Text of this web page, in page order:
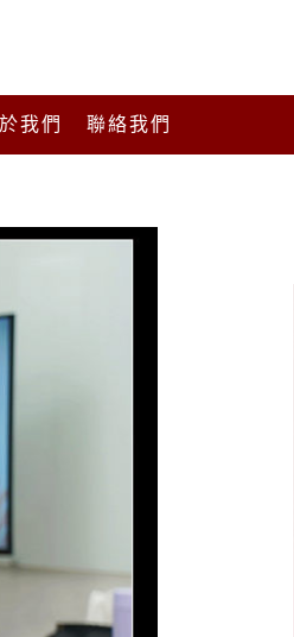
我們 聯絡我們